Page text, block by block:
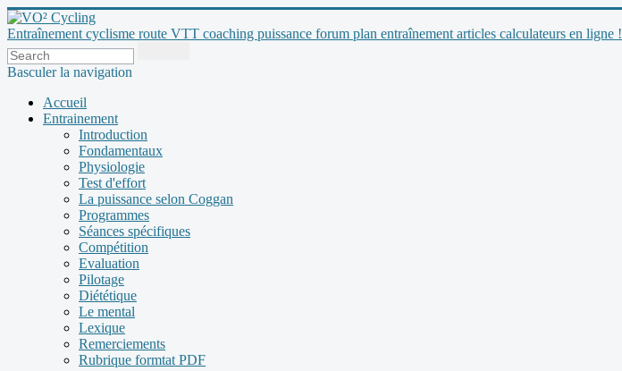
Entraînement cyclisme route VTT coaching puissance forum plan entraînement articles calculateurs en ligne !
Basculer la navigation
Accueil
Entrainement
Introduction
Fondamentaux
Physiologie
Test d'effort
La puissance selon Coggan
Programmes
Séances spécifiques
Compétition
Evaluation
Pilotage
Diététique
Le mental
Lexique
Remerciements
Rubrique formtat PDF